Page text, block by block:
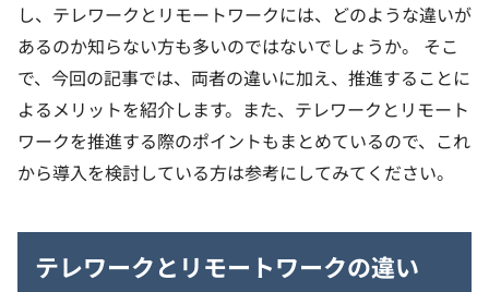
し、テレワークとリモートワークには、どのような違いが
あるのか知らない方も多いのではないでしょうか。
そこ
で、今回の記事では、両者の違いに加え、推進することに
よるメリットを紹介します。また、テレワークとリモート
ワークを推進する際のポイントもまとめているので、これ
から導入を検討している方は参考にしてみてください。
テレワークとリモートワークの違い